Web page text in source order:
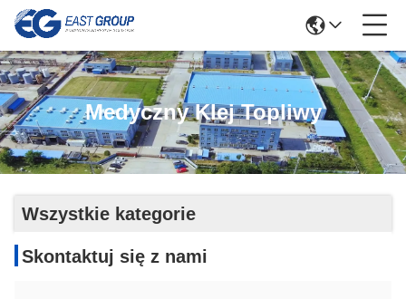
Medyczny Klej Topliwy
Wszystkie kategorie
Skontaktuj się z nami